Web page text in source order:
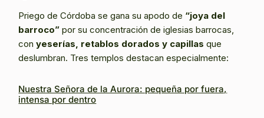
Priego de Córdoba se gana su apodo de “joya del
barroco” por su concentración de iglesias barrocas,
conyeserías, retablos dorados y capillas que
deslumbran. Tres templos destacan especialmente:
Nuestra Señora de la Aurora: pequeña por fuera,
intensa por dentro